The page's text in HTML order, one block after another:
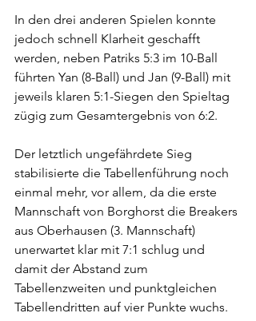
In den drei anderen Spielen konnte
jedoch schnell Klarheit geschafft
werden, neben Patriks 5:3 im 10-Ball
führten Yan (8-Ball) und Jan (9-Ball) mit
jeweils klaren 5:1-Siegen den Spieltag
zügig zum Gesamtergebnis von 6:2.
Der letztlich ungefährdete Sieg
stabilisierte die Tabellenführung noch
einmal mehr, vor allem, da die erste
Mannschaft von Borghorst die Breakers
aus Oberhausen (3. Mannschaft)
unerwartet klar mit 7:1 schlug und
damit der Abstand zum
Tabellenzweiten und punktgleichen
Tabellendritten auf vier Punkte wuchs.